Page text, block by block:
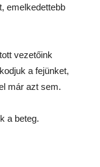
emelkedettebb
vezetőink
a fejünket,
már azt sem.
a beteg.